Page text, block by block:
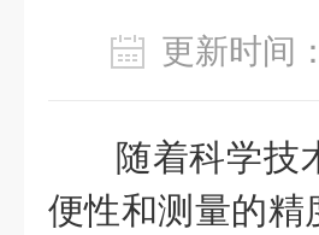
更新时
随着科学技
便性和测量的精